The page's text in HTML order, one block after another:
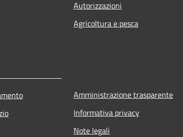
Autorizzazioni
Agricoltura e pesca
Amministrazione trasparente
Informativa privacy
Note legali